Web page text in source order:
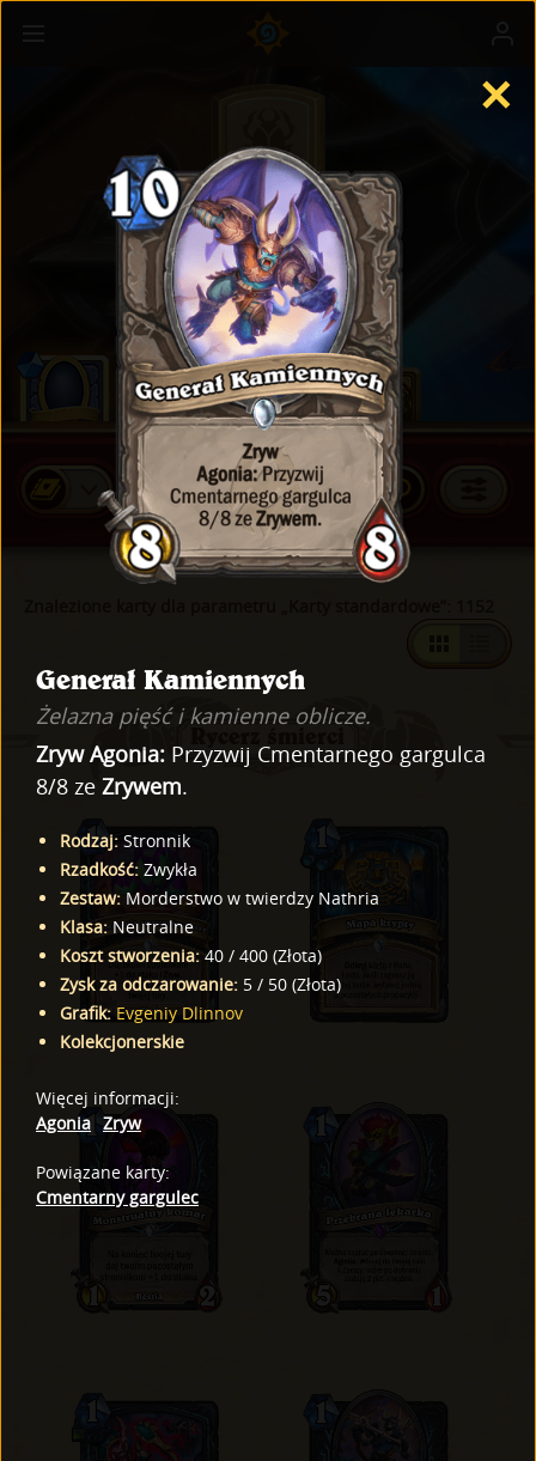
Karty standardowe
KUP PAKIETY KART
✕
Generał Kamiennych
Żelazna pięść i kamienne oblicze.
Zryw Agonia: Przyzwij Cmentarnego gargulca
8/8 ze Zrywem.
Rodzaj: Stronnik
Rzadkość: Zwykła
Zestaw: Morderstwo w twierdzy Nathria
Klasa: Neutralne
Koszt stworzenia: 40 / 400 (Złota)
Zysk za odczarowanie: 5 / 50 (Złota)
Grafik: Evgeniy Dlinnov
Kolekcjonerskie
Więcej informacji:
Agonia Zryw
Powiązane karty:
Cmentarny gargulec